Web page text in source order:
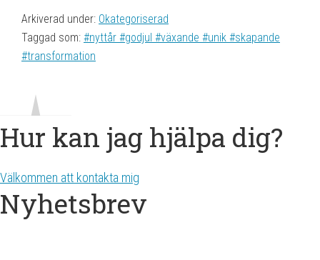
Arkiverad under: Okategoriserad
Taggad som: #nyttår #godjul #växande #unik #skapande
#transformation
Hur kan jag hjälpa dig?
Välkommen att kontakta mig
Nyhetsbrev